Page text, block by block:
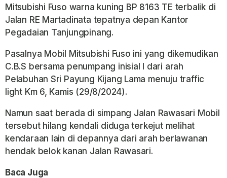
Mitsubishi Fuso warna kuning BP 8163 TE terbalik di
Jalan RE Martadinata tepatnya depan Kantor
Pegadaian Tanjungpinang.
Pasalnya Mobil Mitsubishi Fuso ini yang dikemudikan
C.B.S bersama penumpang inisial I dari arah
Pelabuhan Sri Payung Kijang Lama menuju traffic
light Km 6, Kamis (29/8/2024).
Namun saat berada di simpang Jalan Rawasari Mobil
tersebut hilang kendali diduga terkejut melihat
kendaraan lain di depannya dari arah berlawanan
hendak belok kanan Jalan Rawasari.
Baca Juga